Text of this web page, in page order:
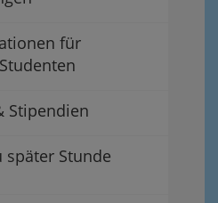
für
Stipendien
später Stunde